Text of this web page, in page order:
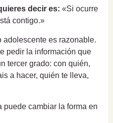
decir es: «Si ocurre
contigo.»
es razonable.
pedir la información que
tercer grado: con quién,
a hacer, quién te lleva,
puede cambiar la forma en